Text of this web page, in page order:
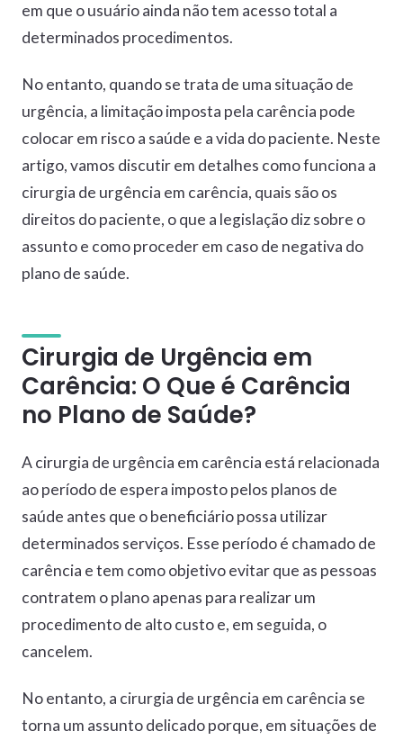
em que o usuário ainda não tem acesso total a
determinados procedimentos.
No entanto, quando se trata de uma situação de
urgência, a limitação imposta pela carência pode
colocar em risco a saúde e a vida do paciente. Neste
artigo, vamos discutir em detalhes como funciona a
cirurgia de urgência em carência, quais são os
direitos do paciente, o que a legislação diz sobre o
assunto e como proceder em caso de negativa do
plano de saúde.
Cirurgia de Urgência em
Carência: O Que é Carência
no Plano de Saúde?
A cirurgia de urgência em carência está relacionada
ao período de espera imposto pelos planos de
saúde antes que o beneficiário possa utilizar
determinados serviços. Esse período é chamado de
carência e tem como objetivo evitar que as pessoas
contratem o plano apenas para realizar um
procedimento de alto custo e, em seguida, o
cancelem.
No entanto, a cirurgia de urgência em carência se
torna um assunto delicado porque, em situações de